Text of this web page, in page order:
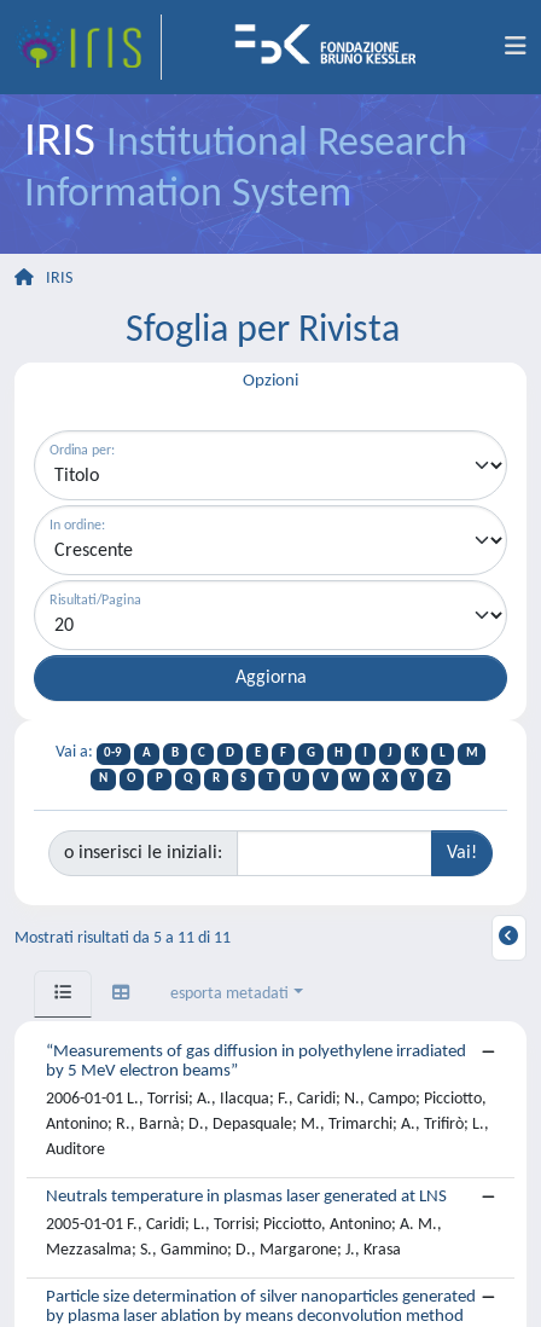
IRIS Institutional Research
Information System
IRIS
Sfoglia per Rivista
Opzioni
Ordina per:
In ordine:
Risultati/Pagina
Vai a: 0-9 A B C D E F G H J K L
M
N
O P Q R S T U V W X Y Z
o inserisci le iniziali:
Mostrati risultati da 5 a 11 di 11
esporta metadati
“Measurements of gas diffusion in polyethylene irradiated
by 5 MeV electron beams”
2006-01-01 L., Torrisi; A., Ilacqua; F., Caridi; N., Campo; Picciotto,
Antonino; R., Barnà; D., Depasquale; M., Trimarchi; A., Trifirò; L.,
Auditore
Neutrals temperature in plasmas laser generated at LNS
2005-01-01 F., Caridi; L., Torrisi; Picciotto, Antonino; A. M.,
Mezzasalma; S., Gammino; D., Margarone; J., Krasa
Particle size determination of silver nanoparticles generated
by plasma laser ablation by means deconvolution method